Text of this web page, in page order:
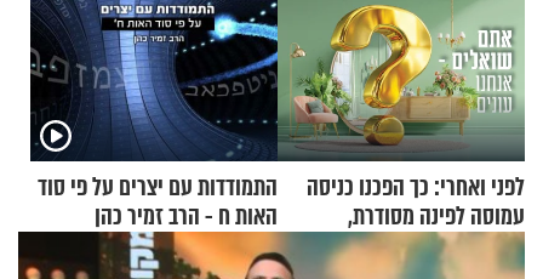
לפני ואחרי: כך הפכנו כניסה
עמוסה לפינה מסודרת,
שימושית ומזמינה
התמודדות עם יצרים על פי סוד
האות ח - הרב זמיר כהן